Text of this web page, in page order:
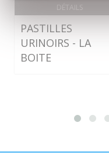
DÉTAILS
PASTILLES
URINOIRS - LA
BOITE